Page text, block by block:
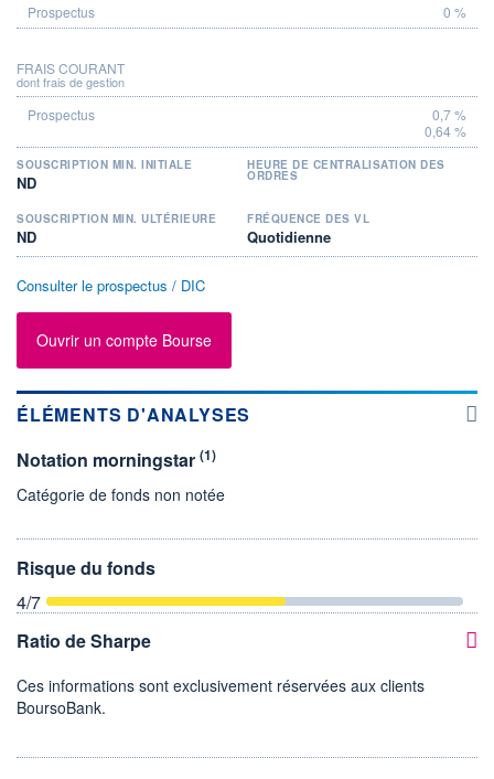
0 %
FRAIS COURANT
dont frais de gestion
0,7 %
0,64 %
SOUSCRIPTION MIN. INITIALE
ND
HEURE DE CENTRALISATION DES
ORDRES
SOUSCRIPTION MIN. ULTÉRIEURE
ND
FRÉQUENCE DES VL
Quotidienne
Consulter le prospectus / DIC
Ouvrir un compte Bourse
ÉLÉMENTS D'ANALYSES
Notation morningstar (1)
Catégorie de fonds non notée
Risque du fonds
4/7
Ratio de Sharpe
Ces informations sont exclusivement réservées aux clients
BoursoBank.